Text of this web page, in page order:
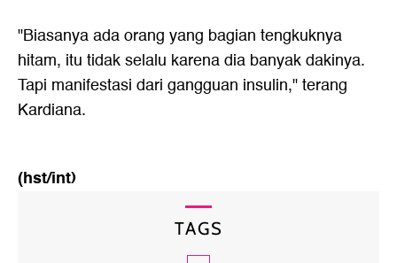
"Biasanya ada orang yang bagian tengkuknya
hitam, itu tidak selalu karena dia banyak dakinya.
Tapi manifestasi dari gangguan insulin," terang
Kardiana.
(hst/int)
TAGS